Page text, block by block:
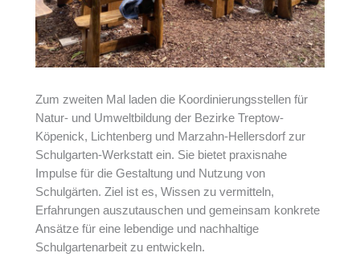
Zum zweiten Mal laden die Koordinierungsstellen für
Natur- und Umweltbildung der Bezirke Treptow-
Köpenick, Lichtenberg und Marzahn-Hellersdorf zur
Schulgarten-Werkstatt ein. Sie bietet praxisnahe
Impulse für die Gestaltung und Nutzung von
Schulgärten. Ziel ist es, Wissen zu vermitteln,
Erfahrungen auszutauschen und gemeinsam konkrete
Ansätze für eine lebendige und nachhaltige
Schulgartenarbeit zu entwickeln.